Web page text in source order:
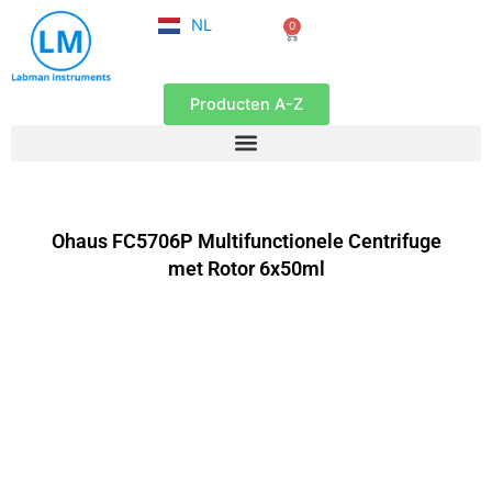
naar
NL
EN
0
Winkelwagen
Producten A-Z
Ohaus FC5706P Multifunctionele Centrifuge
met Rotor 6x50ml